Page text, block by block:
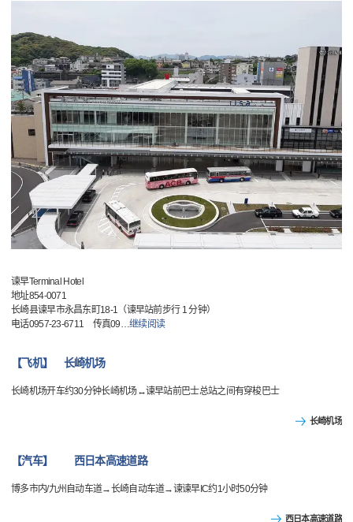
谏早Terminal Hotel
地址854-0071
长崎县谏早市永昌东町18-1（谏早站前步行 1 分钟）
电话0957-23-6711 传真09…继续阅读
【飞机】 长崎机场
长崎机场开车约30分钟长崎机场↔谏早站前巴士总站之间有穿梭巴士
长崎机场
【汽车】 西日本高速道路
博多市内/九州自动车道→长崎自动车道→谏谏早IC约1小时50分钟
西日本高速道路